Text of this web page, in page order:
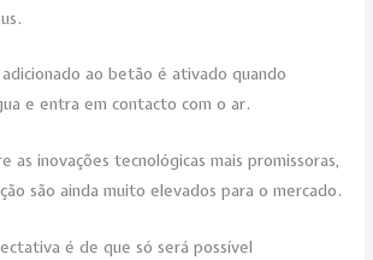
ao betão é ativado quando
e entra em contacto com o ar.
as inovações tecnológicas mais promissoras,
são ainda muito elevados para o mercado.
é de que só será possível